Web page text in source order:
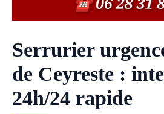
Serrurier
de Ceyreste :
24h/24 rapide